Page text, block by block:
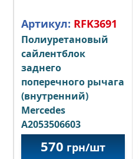
Артикул: RFK3691
Полиуретановый
сайлентблок
заднего
поперечного рычага
(внутренний)
Mercedes
A2053506603
570 грн/шт